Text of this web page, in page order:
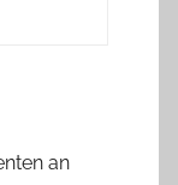
an